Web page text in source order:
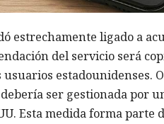
estrechamente ligado a
del servicio será
usuarios estadounidenses.
ser gestionada por
Esta medida forma